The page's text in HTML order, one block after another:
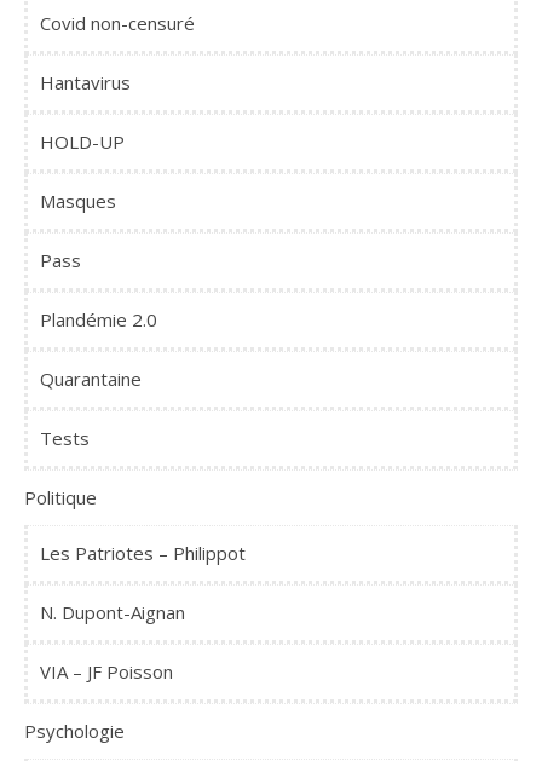
Covid non-censuré
Hantavirus
HOLD-UP
Masques
Pass
Plandémie 2.0
Quarantaine
Tests
Politique
Les Patriotes – Philippot
N. Dupont-Aignan
VIA – JF Poisson
Psychologie